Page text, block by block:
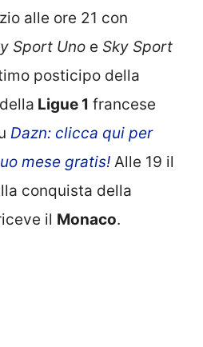
alle ore 21 con
Sport Uno e Sky Sport
posticipo della
Ligue 1 francese
Dazn: clicca qui per
mese gratis! Alle 19 il
conquista della
il Monaco.